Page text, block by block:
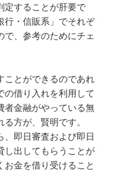
定することが肝要で
行・信販系」でそれぞ
で、参考のためにチェ
ことができるのであれ
の借り入れを利用して
者金融がやっている無
方が、賢明です。
、即日審査および即日
し出してもらうことが
金を借り受けること